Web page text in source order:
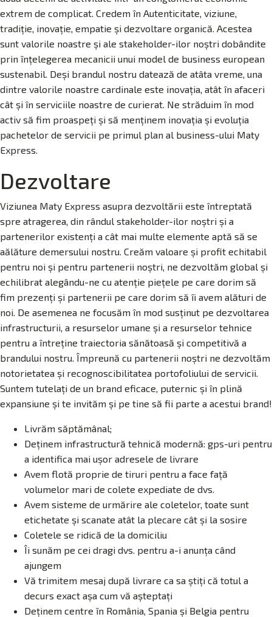
extrem de complicat. Credem în Autenticitate, viziune,
tradiție, inovație, empatie şi dezvoltare organică. Acestea
sunt valorile noastre şi ale stakeholder-ilor noştri dobândite
prin înţelegerea mecanicii unui model de business european
sustenabil. Deşi brandul nostru datează de atâta vreme, una
dintre valorile noastre cardinale este inovaţia, atât în afaceri
cât şi în serviciile noastre de curierat. Ne străduim în mod
activ să fim proaspeţi şi să menţinem inovaţia şi evoluţia
pachetelor de servicii pe primul plan al business-ului Maty
Express.
Dezvoltare
Viziunea Maty Express asupra dezvoltării este întreptată
spre atragerea, din rândul stakeholder-ilor noştri şi a
partenerilor existenţi a cât mai multe elemente aptă să se
aălăture demersului nostru. Creăm valoare şi profit echitabil
pentru noi şi pentru partenerii noştri, ne dezvoltăm global şi
echilibrat alegându-ne cu atenţie pieţele pe care dorim să
fim prezenţi şi partenerii pe care dorim să îi avem alături de
noi. De asemenea ne focusăm în mod susţinut pe dezvoltarea
infrastructurii, a resurselor umane şi a resurselor tehnice
pentru a întreţine traiectoria sănătoasă şi competitivă a
brandului nostru. Împreună cu partenerii noştri ne dezvoltăm
notorietatea şi recognoscibilitatea portofoliului de servicii.
Suntem tutelaţi de un brand eficace, puternic şi în plină
expansiune şi te invităm şi pe tine să fii parte a acestui brand!
Livrăm săptămânal;
Deținem infrastructură tehnică modernă: gps-uri pentru
a identifica mai ușor adresele de livrare
Avem flotă proprie de tiruri pentru a face față
volumelor mari de colete expediate de dvs.
Avem sisteme de urmărire ale coletelor, toate sunt
etichetate și scanate atât la plecare cât și la sosire
Coletele se ridică de la domiciliu
Îi sunăm pe cei dragi dvs. pentru a-i anunța când
ajungem
Vă trimitem mesaj după livrare ca sa știți că totul a
decurs exact așa cum vă așteptați
Deținem centre în România, Spania și Belgia pentru